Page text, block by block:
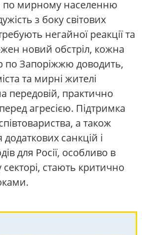
по мирному населенню
з боку світових
негайної реакції та
новий обстріл, кожна
по Запоріжжю доводить,
та мирні жителі
передовій, практично
агресією. Підтримка
а також
санкцій і
для Росії, особливо в
стають критично